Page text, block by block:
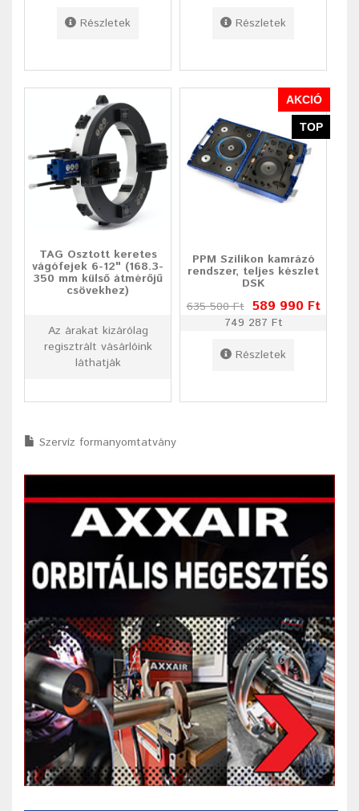
Részletek
Részletek
TAG Osztott keretes
vágófejek 6-12" (168.3-
350 mm külső átmérőjű
csövekhez)
Az árakat kizárólag
regisztrált vásárlóink
láthatják
AKCIÓ
TOP
PPM Szilikon kamrázó
rendszer, teljes készlet
DSK
635 500 Ft 589 990 Ft
749 287 Ft
Részletek
Szervíz formanyomtatvány